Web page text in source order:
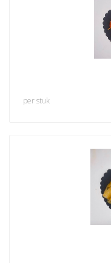
per stuk